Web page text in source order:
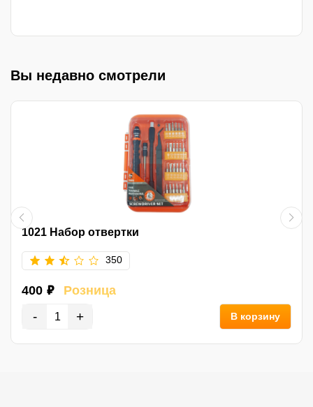
Вы недавно смотрели
1021 Набор отвертки
350
400 ₽ Розница
- + В корзину